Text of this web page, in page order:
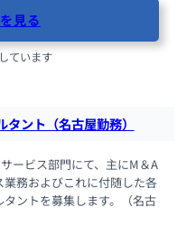
見る
ています
タント（名古屋勤務）
ービス部門にて、主にM＆A
務およびこれに付随した各
ントを募集します。（名古